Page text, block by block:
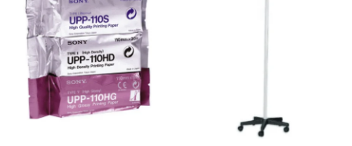
Echipamente de urgenta
Ecografe
Electrocardiografe
Electrocautere
Unit ORL
Truse perfuzie